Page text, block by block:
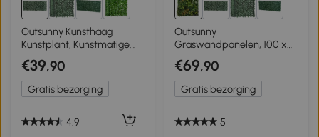
3+
Outsunny Kunsthaag
Kunstplant, Kunstmatige
Klimplant, 240cm x 100cm
Groen
€39,90
Gratis bezorging
4.9
Outsunny
Graswandpanelen, 100 x
100 cm kunstgraswand-
decoratie met
verbindingsbinders, groene
achtergrond, groen
€69,90
Gratis bezorging
5